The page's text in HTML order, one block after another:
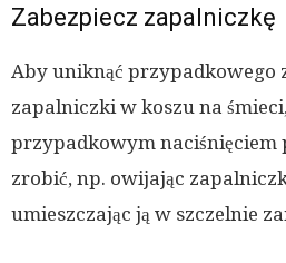
Zabezpiecz zapalniczkę
Aby uniknąć przypadkowego
zapalniczki w koszu na
przypadkowym naciśnięciem
zrobić, np. owijając
umieszczając ją w szczelnie